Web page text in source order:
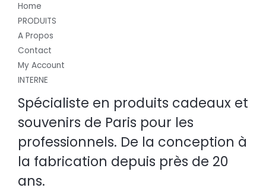
Home
PRODUITS
A Propos
Contact
My Account
INTERNE
Spécialiste en produits cadeaux et
souvenirs de Paris pour les
professionnels. De la conception à
la fabrication depuis près de 20
ans.